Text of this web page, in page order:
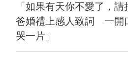
「如果有天你不愛了，
爸婚禮上感人致詞 一開
哭一片」